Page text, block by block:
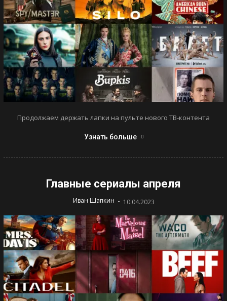
Продолжаем держать лапки на пульте нового ТВ-контента
Узнать больше
Главные сериалы апреля
Иван Шапкин - 10.04.2023